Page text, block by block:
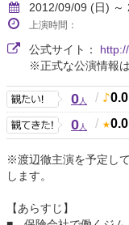
2012/09/09 (日) ～
上演時間：
公式サイト：
※正式な公演情報
0人 / 0.0
0人 / 0.0
※渡辺徹主演を予定し
します。
【あらすじ】